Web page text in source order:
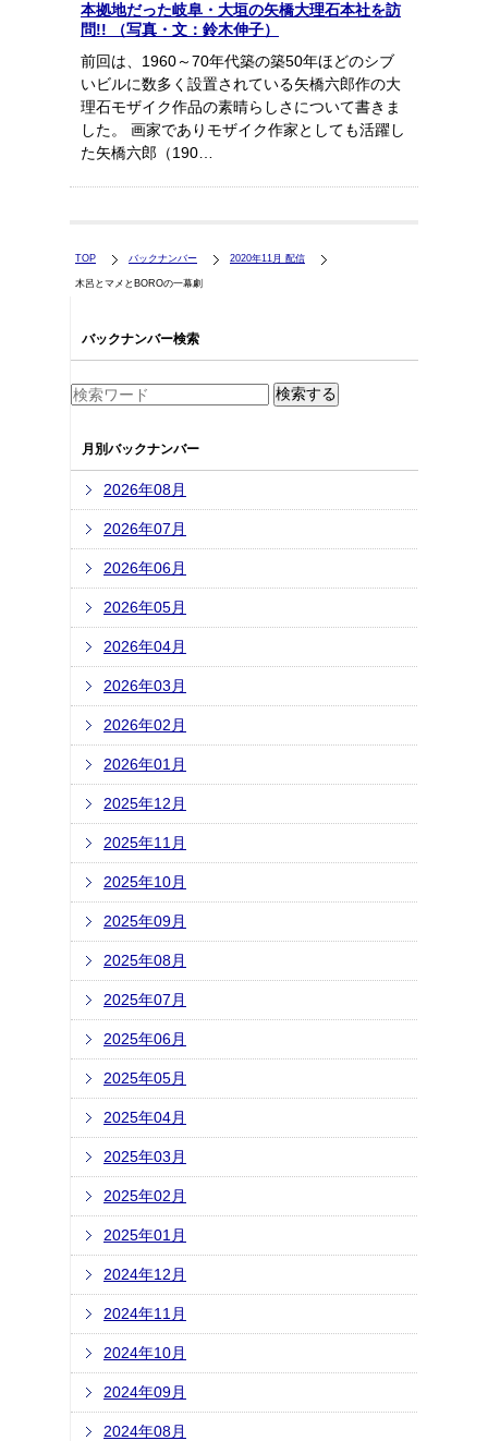
本拠地だった岐阜・大垣の矢橋大理石本社を訪
問!! （写真・文：鈴木伸子）
前回は、1960～70年代築の築50年ほどのシブ
いビルに数多く設置されている矢橋六郎作の大
理石モザイク作品の素晴らしさについて書きま
した。 画家でありモザイク作家としても活躍し
た矢橋六郎（190…
TOP バックナンバー 2020年11月 配信
木呂とマメとBOROの一幕劇
バックナンバー検索
月別バックナンバー
2026年08月
2026年07月
2026年06月
2026年05月
2026年04月
2026年03月
2026年02月
2026年01月
2025年12月
2025年11月
2025年10月
2025年09月
2025年08月
2025年07月
2025年06月
2025年05月
2025年04月
2025年03月
2025年02月
2025年01月
2024年12月
2024年11月
2024年10月
2024年09月
2024年08月